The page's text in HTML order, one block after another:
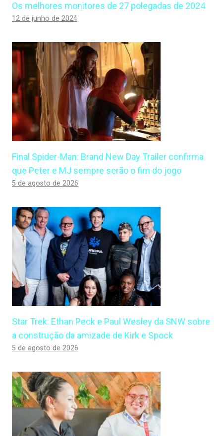
Os melhores monitores de 27 polegadas de 2024
12 de junho de 2024
Final Spider-Man: Brand New Day Trailer confirma
que Peter e MJ sempre serão o fim do jogo
5 de agosto de 2026
Star Trek: Ethan Peck e Paul Wesley da SNW sobre
a construção da amizade de Kirk e Spock
5 de agosto de 2026